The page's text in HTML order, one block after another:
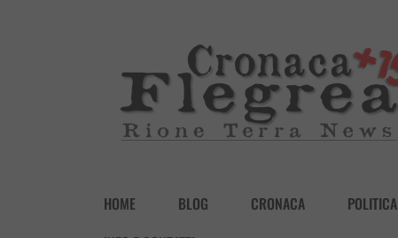
HOME BLOG CRONACA POLITICA